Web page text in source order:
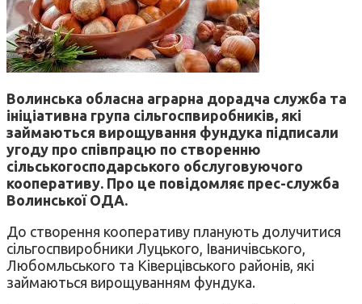
Волинська обласна аграрна дорадча служба та
ініціативна група сільгоспвиробників, які
займаються вирощування фундука підписали
угоду про співпрацю по створенню
сільськогосподарського обслуговуючого
кооперативу. Про це повідомляє прес-служба
Волинської ОДА.
До створення кооперативу планують долучитися
сільгоспвиробники Луцького, Іваничівського,
Любомльського та Ківерцівського районів, які
займаються вирощуванням фундука.